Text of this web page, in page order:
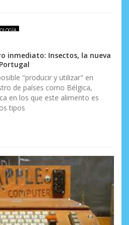
inmediato: Insectos, la nueva
"producir y utilizar" en
de países como Bélgica,
en los que este alimento es
tipos